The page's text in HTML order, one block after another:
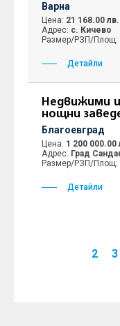
Варна
Цена: 21 168.00
Адрес: с. Кичево
Размер/РЗП/Площ:
Детайли
Недвижими
нощни
Благоевград
Цена: 1 200 000.00
Адрес: Град
Размер/РЗП/Площ:
Детайли
... 2 3